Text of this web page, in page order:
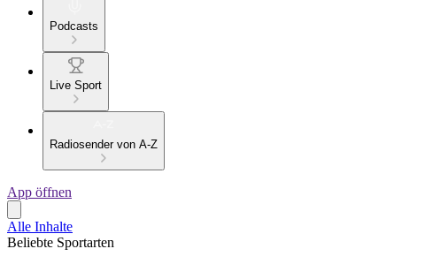
Podcasts
Live Sport
Radiosender von A-Z
App öffnen
Alle Inhalte
Beliebte Sportarten